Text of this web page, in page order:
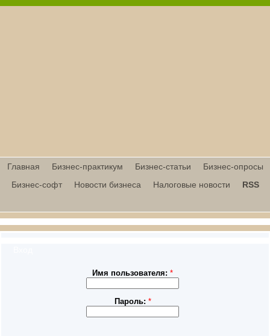
Главная Бизнес-практикум Бизнес-статьи
Бизнес-опросы
Бизнес-софт
Новости бизнеса Налоговые новости RSS
Имя пользователя:*
Пароль: *